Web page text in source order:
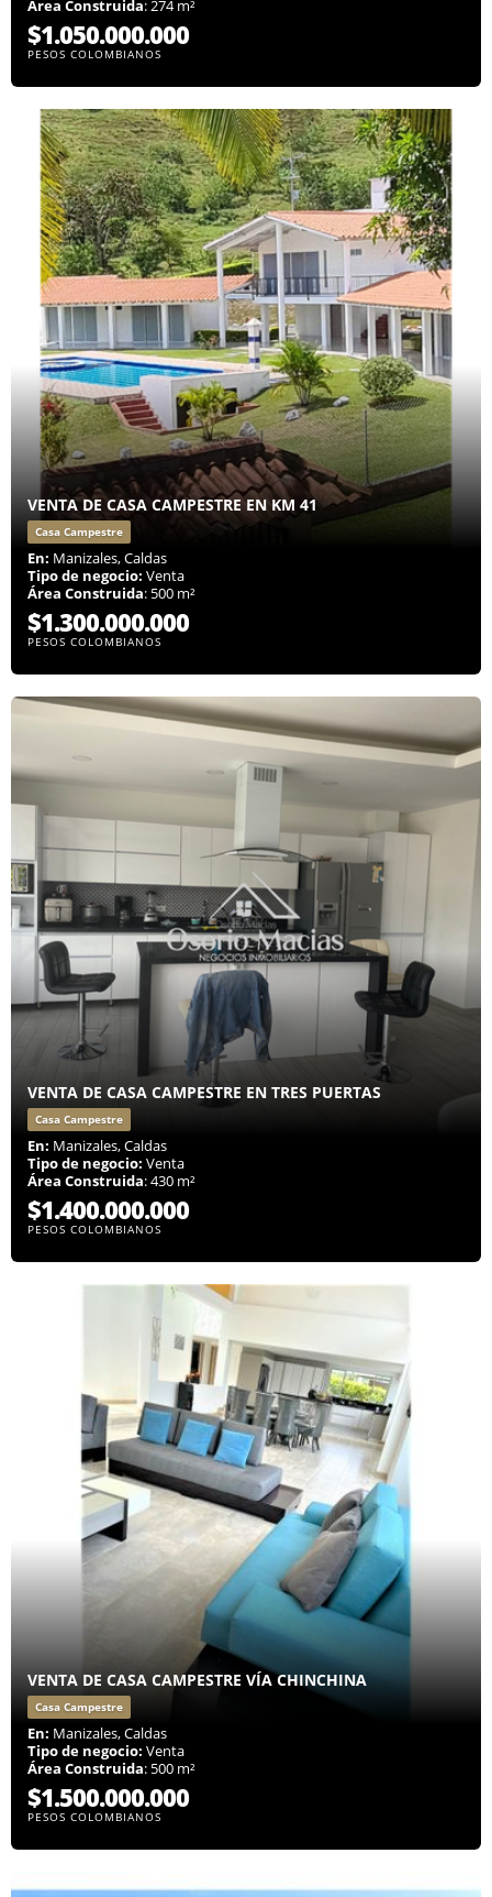
Área Construida: 274 m²
$1.050.000.000
PESOS COLOMBIANOS
VENTA DE CASA CAMPESTRE EN KM 41
Casa Campestre
En: Manizales, Caldas
Tipo de negocio: Venta
Área Construida: 500 m²
$1.300.000.000
PESOS COLOMBIANOS
VENTA DE CASA CAMPESTRE EN TRES PUERTAS
Casa Campestre
En: Manizales, Caldas
Tipo de negocio: Venta
Área Construida: 430 m²
$1.400.000.000
PESOS COLOMBIANOS
VENTA DE CASA CAMPESTRE VÍA CHINCHINA
Casa Campestre
En: Manizales, Caldas
Tipo de negocio: Venta
Área Construida: 500 m²
$1.500.000.000
PESOS COLOMBIANOS